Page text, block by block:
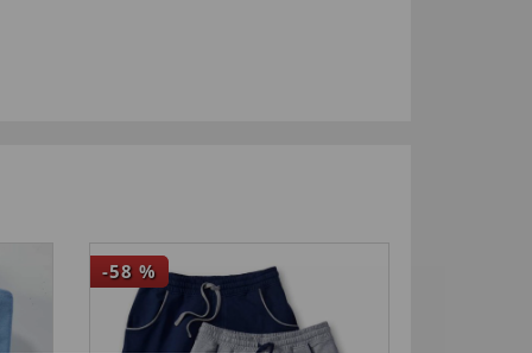
-58 %